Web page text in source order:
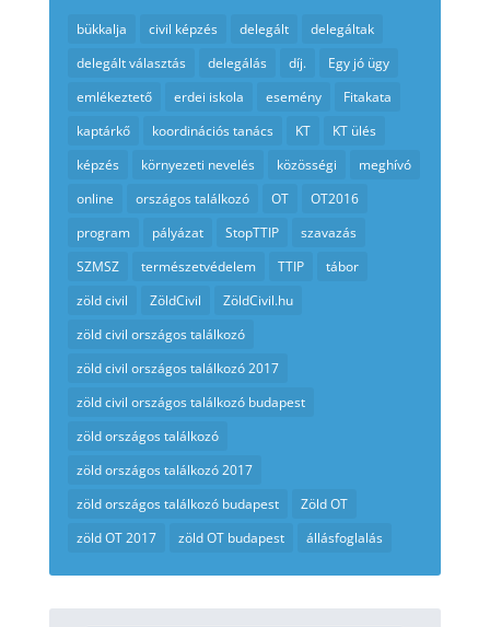
bükkalja civil képzés delegált
delegáltak
delegált választás
delegálás díj.
Egy jó ügy
emlékeztető
erdei iskola esemény
Fitakata
kaptárkő
koordinációs tanács KT
KT ülés
képzés
környezeti nevelés közösségi
meghívó
online
országos találkozó OT
OT2016
program
pályázat StopTTIP
szavazás
SZMSZ
természetvédelem TTIP
tábor
zöld civil
ZöldCivil
ZöldCivil.hu
zöld civil országos találkozó
zöld civil országos találkozó 2017
zöld civil országos találkozó budapest
zöld országos találkozó
zöld országos találkozó 2017
zöld országos találkozó budapest
Zöld OT
zöld OT 2017
zöld OT budapest állásfoglalás